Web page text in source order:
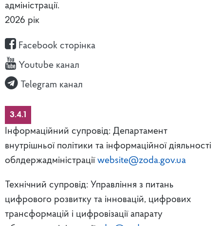
адміністрації.
2026 рік
Facebook сторінка
Youtube канал
Telegram канал
3.4.1
Інформаційний супровід: Департамент
внутрішньої політики та інформаційної діяльності
облдержадміністрації website@zoda.gov.ua
Технічний супровід: Управління з питань
цифрового розвитку та інновацій, цифрових
трансформацій і цифровізації апарату